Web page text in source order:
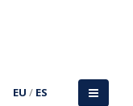
EU / ES